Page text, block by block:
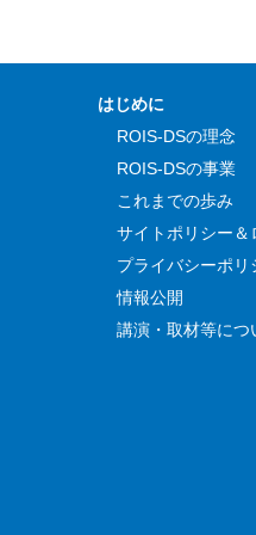
はじめに
ROIS-DSの理念
ROIS-DSの事業
これまでの歩み
サイトポリシー＆
プライバシーポリ
情報公開
講演・取材等につ